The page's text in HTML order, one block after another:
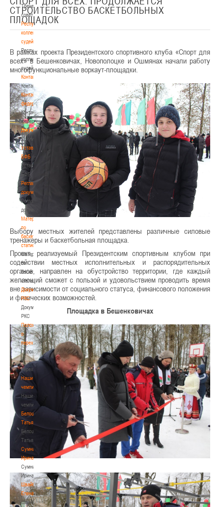
Тренерский
совет
Республиканская
коллегия
судей
Республиканская
коллегия
судей
Контакты
Контакты
Контакты
федерации
Контакты
федерации
Документы
Документы
Устав
БФБ
Устав
БФБ
Регламентирующие
документы
Регламентирующие
документы
Материалы
по
баскетбольной
статистике
Материалы
по
баскетбольной
статистике
Документы
РКС
Документы
РКС
Положение
о
переходах
Положение
о
переходах
Наши
чемпионы
Наши
чемпионы
Белошапко
Татьяна
Белошапко
Татьяна
Сумникова
Ирина
Сумникова
Ирина
Швайбович
Елена
Швайбович
СТРОИТЕЛЬСТВО БАСКЕТБОЛЬНЫХ
ПЛОЩАДОК
В рамках проекта Президентского спортивного клуба «Спорт для
всех» в Бешенковичах, Новополоцке и Ошмянах начали работу
многофункциональные воркаут-площадки.
Выбору местных жителей представлены различные силовые
тренажеры и баскетбольная площадка.
Проект, реализуемый Президентским спортивным клубом при
содействии местных исполнительных и распорядительных
органов, направлен на обустройство территории, где каждый
желающий сможет с пользой и удовольствием проводить время
вне зависимости от социального статуса, финансового положения
и физических возможностей.
Площадка в Бешенковичах